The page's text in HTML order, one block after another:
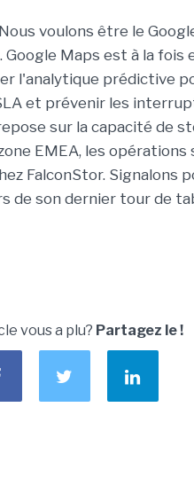
voulons être le
Google Maps est à la
l'analytique prédictive
et prévenir les
sur la capacité de
EMEA, les
FalconStor. Signalons
de son dernier tour de
vous a plu? Partagez le !